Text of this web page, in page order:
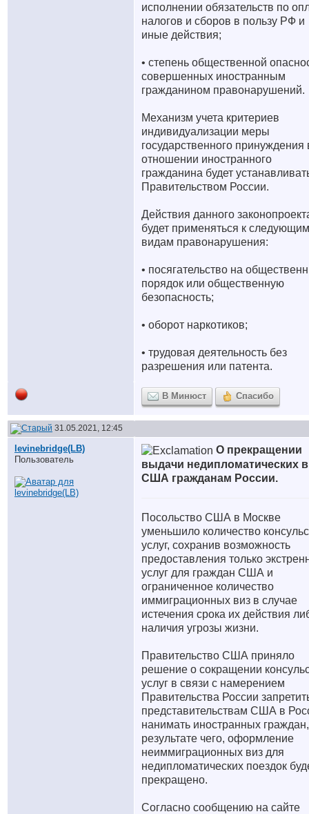
исполнении обязательств по
налогов и сборов в пользу РФ и
иные действия;
• степень общественной
совершенных иностранным
гражданином правонарушений.
Механизм учета критериев
индивидуализации меры
государственного принуждения
отношении иностранного
гражданина будет
Правительством России.
Действия данного
будет применяться к следующим
видам правонарушения:
• посягательство на
порядок или общественную
безопасность;
• оборот наркотиков;
• трудовая деятельность без
разрешения или патента.
В Минюст Спасибо
31.05.2021, 12:45
levinebridge(LB)
Пользователь
О прекращении
выдачи недипломатических
США гражданам России.
Посольство США в Москве
уменьшило количество
услуг, сохранив возможность
предоставления только
услуг для граждан США и
ограниченное количество
иммиграционных виз в случае
истечения срока их действия
наличия угрозы жизни.
Правительство США приняло
решение о сокращении
услуг в связи с намерением
Правительства России
представительствам США в
нанимать иностранных
результате чего, оформление
неиммиграционных виз для
недипломатических поездок
прекращено.
Согласно сообщению на сайте